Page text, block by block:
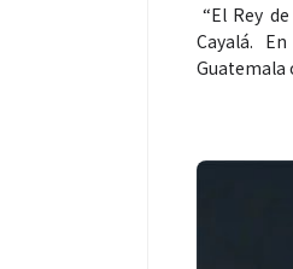
“El Rey
Cayalá.
Guatemala